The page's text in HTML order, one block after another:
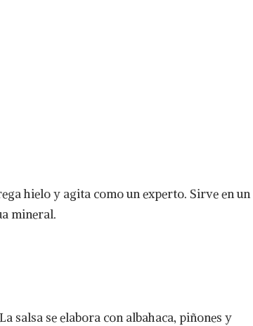
hielo y agita como un experto. Sirve en un
mineral.
salsa se elabora con albahaca, piñones y